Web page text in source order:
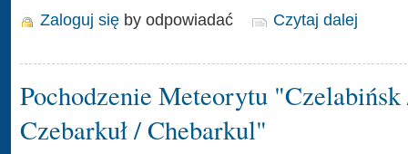
Zaloguj się by odpowiadać Czytaj dalej
Pochodzenie Meteorytu "Czelabińsk
Czebarkuł / Chebarkul"